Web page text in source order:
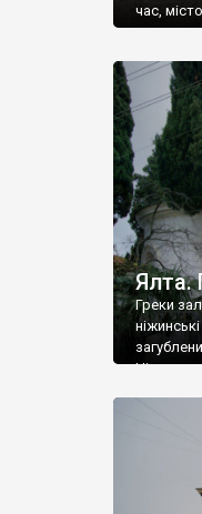
час,
Ялта.
Греки
Ніжин